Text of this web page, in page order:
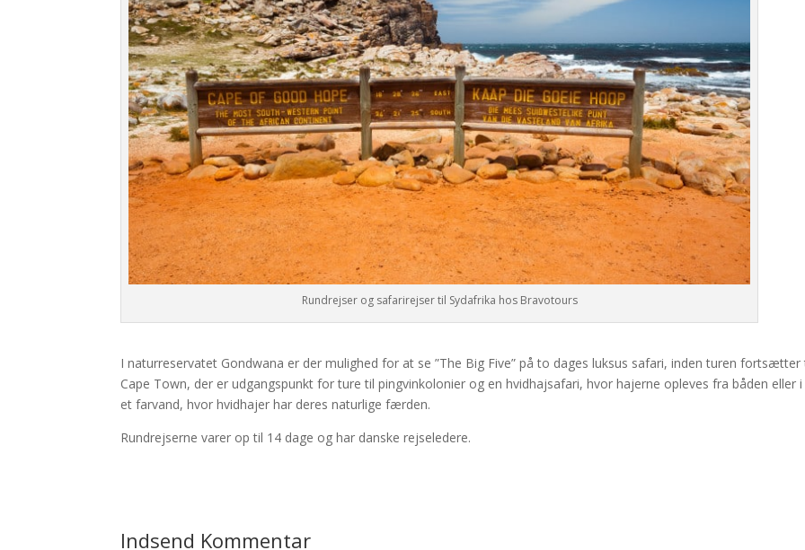
Rundrejser og safarirejser til Sydafrika hos Bravotours
I naturreservatet Gondwana er der mulighed for at se ”The Big Five” på to dages luksus safari, inden turen fortsætter
Cape Town, der er udgangspunkt for ture til pingvinkolonier og en hvidhajsafari, hvor hajerne opleves fra båden eller
et farvand, hvor hvidhajer har deres naturlige færden.
Rundrejserne varer op til 14 dage og har danske rejseledere.
Indsend Kommentar